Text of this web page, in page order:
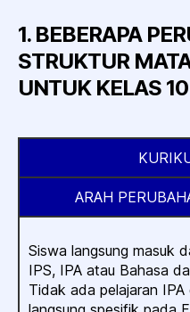
1. BEBERAPA
STRUKTUR
UNTUK KELAS 10
ARAH
Siswa langsung masuk
IPS, IPA atau Bahasa
Tidak ada pelajaran